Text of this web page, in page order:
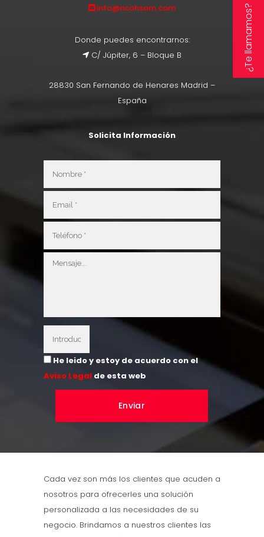
info@ricohsom.com
Donde puedes encontrarnos:
C/ Júpiter, 6 – Bloque B
28830 San Fernando de Henares Madrid –
España
Solicita Información
He leido y estoy de acuerdo con el
Aviso Legal de esta web
Cada vez son más los clientes que acuden a
nosotros para ofrecerles una solución
personalizada a las necesidades de su
negocio. Brindamos a nuestros clientes las
¿Te llamamos?